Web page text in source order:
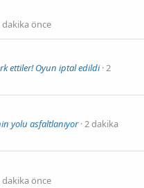
dakika önce
ettiler! Oyun iptal edildi 2
yolu asfaltlanıyor 2 dakika
dakika önce